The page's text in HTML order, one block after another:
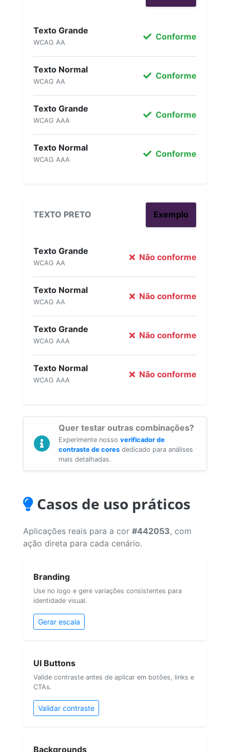
Texto Grande
WCAG AA
Conforme
Texto Normal
WCAG AA
Conforme
Texto Grande
WCAG AAA
Conforme
Texto Normal
WCAG AAA
Conforme
TEXTO PRETO Exemplo
Texto Grande
WCAG AA
Não conforme
Texto Normal
WCAG AA
Não conforme
Texto Grande
WCAG AAA
Não conforme
Texto Normal
WCAG AAA
Não conforme
Quer testar outras combinações?
Experimente nosso verificador de
contraste de cores dedicado para análises
mais detalhadas.
Casos de uso práticos
Aplicações reais para a cor #442053, com
ação direta para cada cenário.
Branding
Use no logo e gere variações consistentes para
identidade visual.
Gerar escala
UI Buttons
Valide contraste antes de aplicar em botões, links e
CTAs.
Validar contraste
Backgrounds